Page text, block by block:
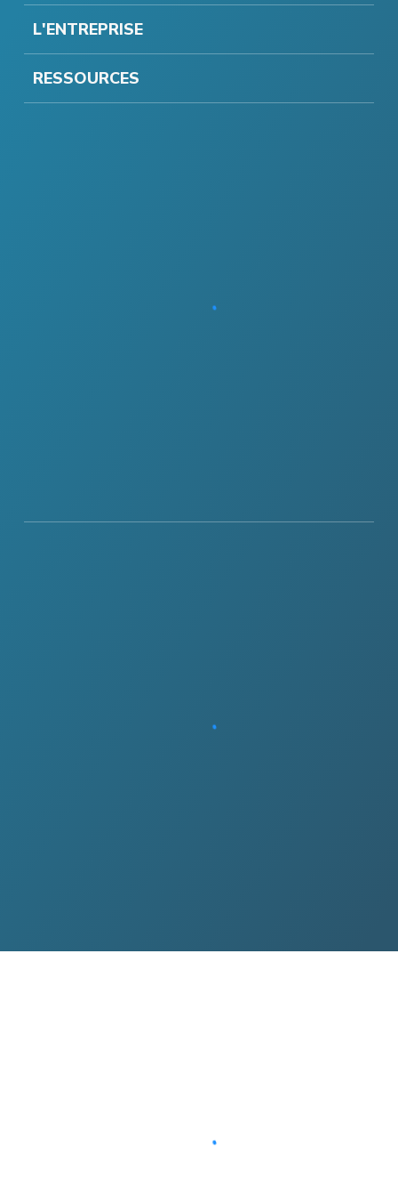
L'ENTREPRISE
RESSOURCES